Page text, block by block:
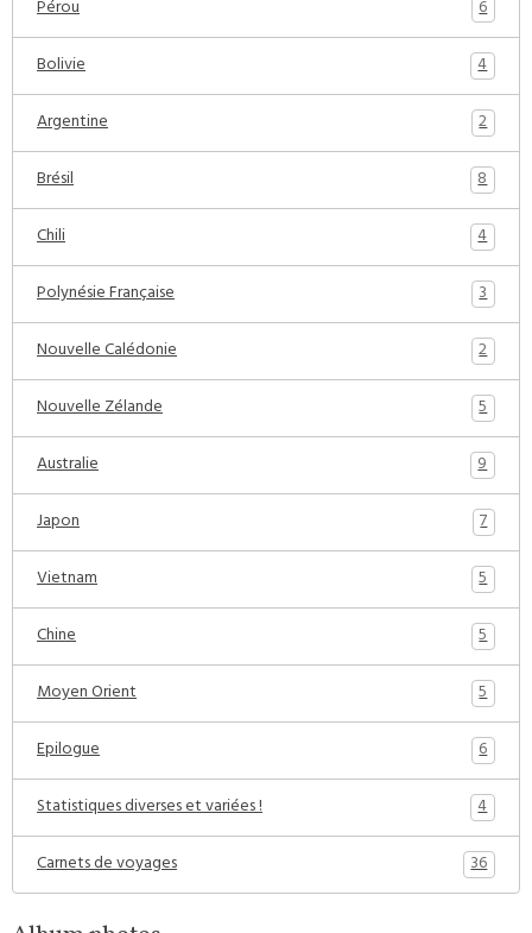
Pérou
6
Bolivie
4
Argentine
2
Brésil
8
Chili
4
Polynésie Française
3
Nouvelle Calédonie
2
Nouvelle Zélande
5
Australie
9
Japon
7
Vietnam
5
Chine
5
Moyen Orient
5
Epilogue
6
Statistiques diverses et variées !
4
Carnets de voyages
36